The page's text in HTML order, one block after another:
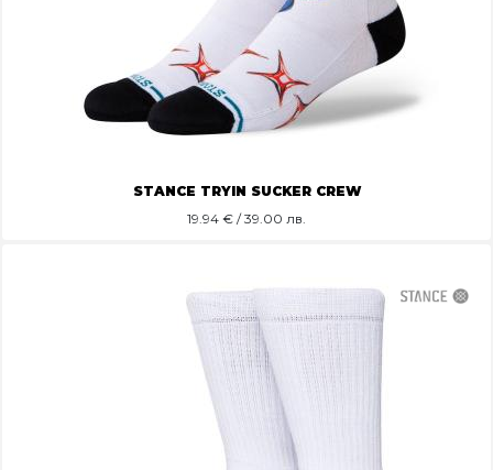
STANCE TRYIN SUCKER CREW
19.94 € / 39.00 лв.